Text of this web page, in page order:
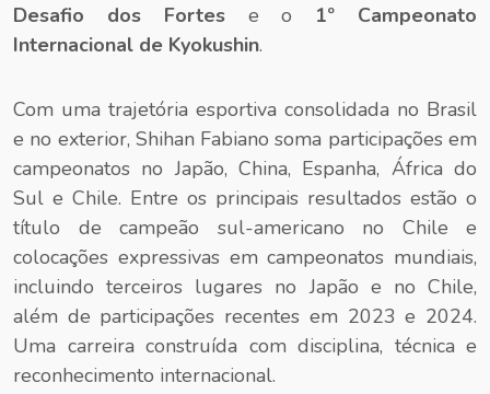
Desafio dos Fortese o 1º Campeonato
Internacional de Kyokushin.
Com uma trajetória esportiva consolidada no Brasil
e no exterior, Shihan Fabiano soma participações em
campeonatos no Japão, China, Espanha, África do
Sul e Chile. Entre os principais resultados estão o
título de campeão sul-americano no Chile e
colocações expressivas em campeonatos mundiais,
incluindo terceiros lugares no Japão e no Chile,
além de participações recentes em 2023 e 2024.
Uma carreira construída com disciplina, técnica e
reconhecimento internacional.